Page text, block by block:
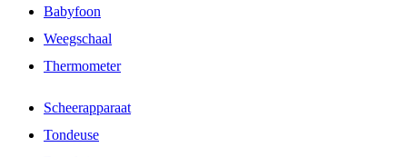
Babyfoon
Weegschaal
Thermometer
Scheerapparaat
Tondeuse